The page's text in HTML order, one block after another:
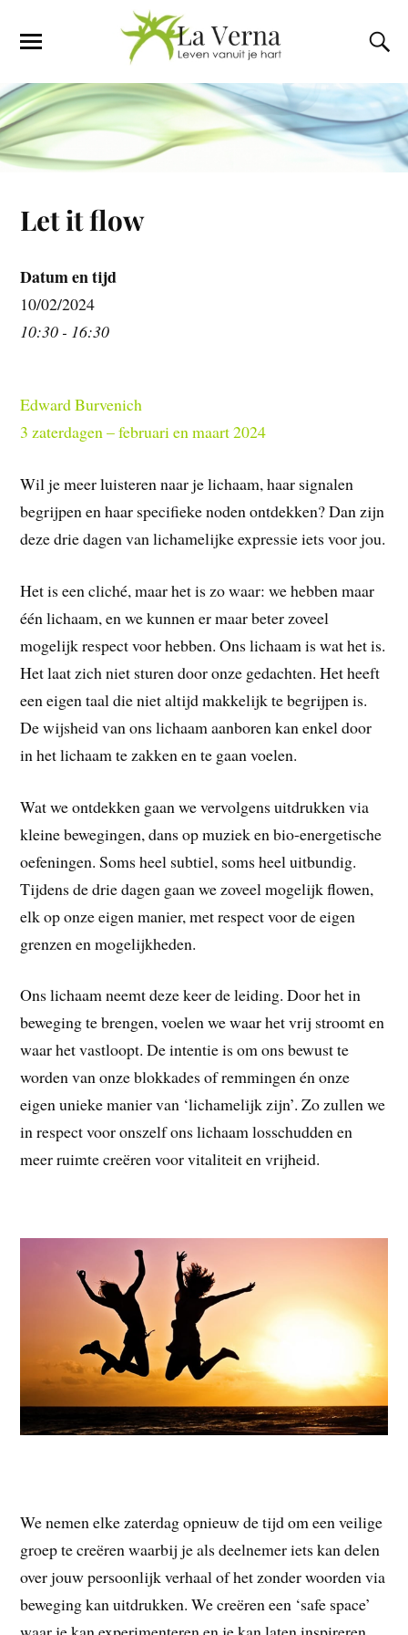
Let it flow
Datum en tijd
10/02/2024
10:30 - 16:30
Edward Burvenich
3 zaterdagen – februari en maart 2024
Wil je meer luisteren naar je lichaam, haar signalen
begrijpen en haar specifieke noden ontdekken? Dan zijn
deze drie dagen van lichamelijke expressie iets voor jou.
Het is een cliché, maar het is zo waar: we hebben maar
één lichaam, en we kunnen er maar beter zoveel
mogelijk respect voor hebben. Ons lichaam is wat het is.
Het laat zich niet sturen door onze gedachten. Het heeft
een eigen taal die niet altijd makkelijk te begrijpen is.
De wijsheid van ons lichaam aanboren kan enkel door
in het lichaam te zakken en te gaan voelen.
Wat we ontdekken gaan we vervolgens uitdrukken via
kleine bewegingen, dans op muziek en bio-energetische
oefeningen. Soms heel subtiel, soms heel uitbundig.
Tijdens de drie dagen gaan we zoveel mogelijk flowen,
elk op onze eigen manier, met respect voor de eigen
grenzen en mogelijkheden.
Ons lichaam neemt deze keer de leiding. Door het in
beweging te brengen, voelen we waar het vrij stroomt en
waar het vastloopt. De intentie is om ons bewust te
worden van onze blokkades of remmingen én onze
eigen unieke manier van ‘lichamelijk zijn’. Zo zullen we
in respect voor onszelf ons lichaam losschudden en
meer ruimte creëren voor vitaliteit en vrijheid.
We nemen elke zaterdag opnieuw de tijd om een veilige
groep te creëren waarbij je als deelnemer iets kan delen
over jouw persoonlijk verhaal of het zonder woorden via
beweging kan uitdrukken. We creëren een ‘safe space’